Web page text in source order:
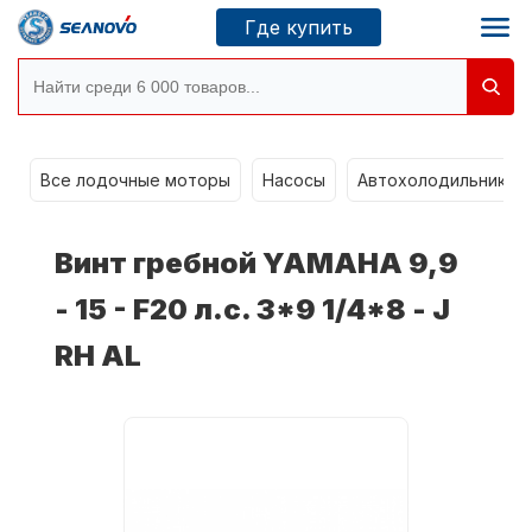
Где купить
Новосибирск
Моторы SEANOVO
Все лодочные моторы Насосы Автохолодильники
Винт гребной YAMAHA 9,9
- 15 - F20 л.с. 3*9 1/4*8 - J
RH AL